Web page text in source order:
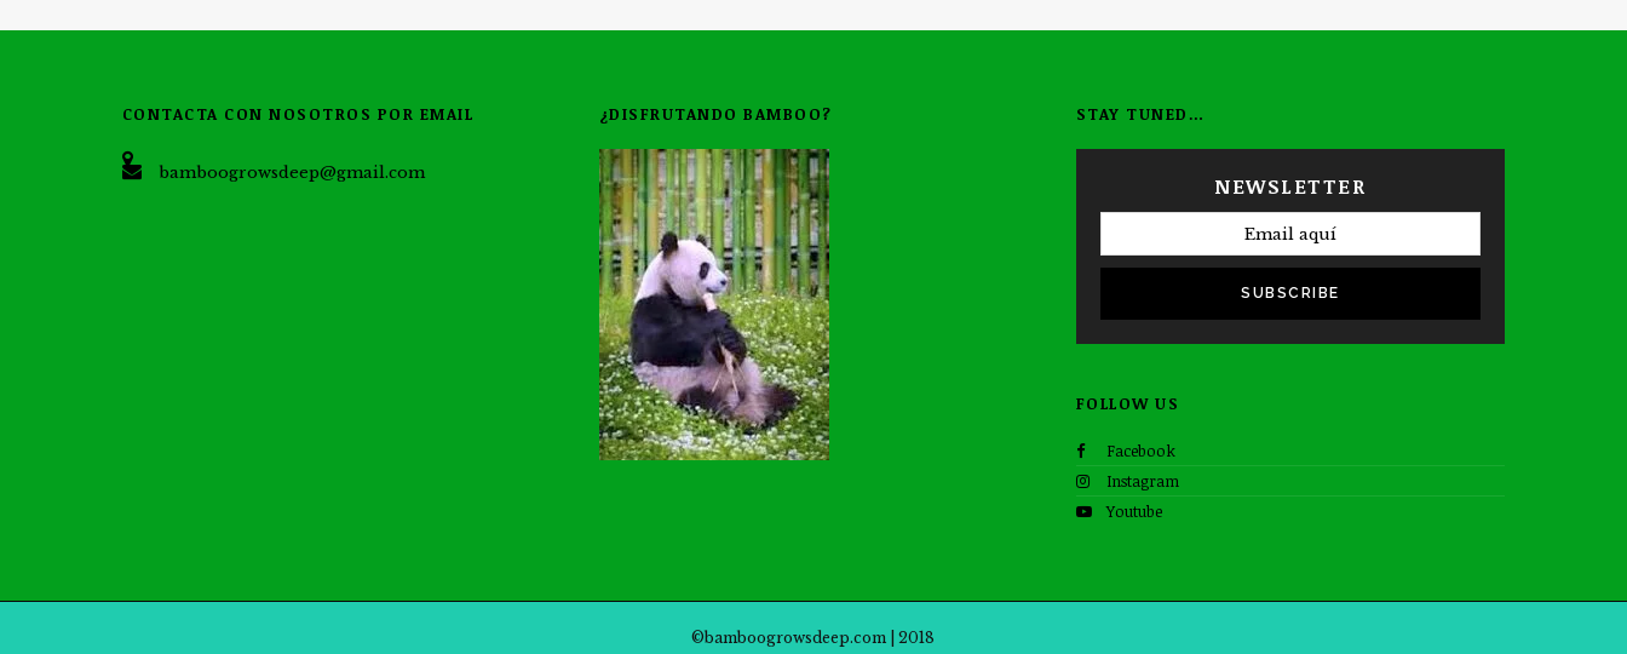
CONTACTA CON NOSOTROS POR EMAIL
bamboogrowsdeep@gmail.com
¿DISFRUTANDO BAMBOO? STAY TUNED…
NEWSLETTER
SUBSCRIBE
FOLLOW US
Facebook
Instagram
Youtube
©bamboogrowsdeep.com | 2018